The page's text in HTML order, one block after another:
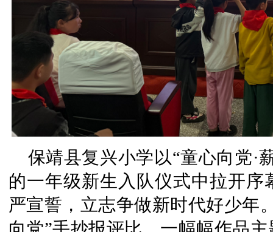
保靖县复兴小学以“童心向党·
的一年级新生入队仪式中拉开
严宣誓，立志争做新时代好少年